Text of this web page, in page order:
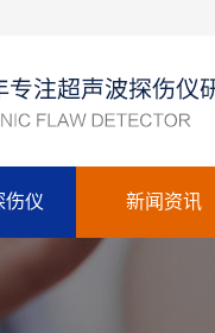
伤仪 新闻资讯